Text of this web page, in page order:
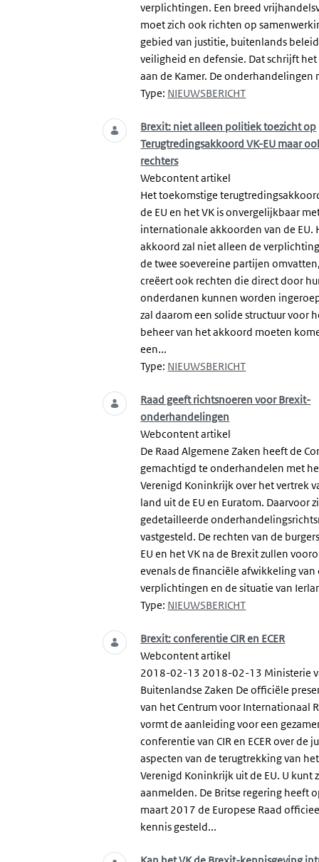
verplichtingen. Een breed
moet zich ook richten op
gebied van justitie, buitenlands
veiligheid en defensie. Dat schrijft
aan de Kamer. De onderhandelingen
Type: NIEUWSBERICHT
Brexit: niet alleen politiek toezicht op
Terugtredingsakkoord VK-EU maar
rechters
Webcontent artikel
Het toekomstige
de EU en het VK is onvergelijkbaar
internationale akkoorden van de EU.
akkoord zal niet alleen de
de twee soevereine partijen
creëert ook rechten die direct door
onderdanen kunnen worden
zal daarom een solide structuur voor
beheer van het akkoord moeten
een...
Type: NIEUWSBERICHT
Raad geeft richtsnoeren voor Brexit-
onderhandelingen
Webcontent artikel
De Raad Algemene Zaken heeft de
gemachtigd te onderhandelen met
Verenigd Koninkrijk over het vertrek
land uit de EU en Euratom. Daarvoor
gedetailleerde
vastgesteld. De rechten van de
EU en het VK na de Brexit zullen
evenals de financiële afwikkeling van
verplichtingen en de situatie van
Type: NIEUWSBERICHT
Brexit: conferentie CIR en ECER
Webcontent artikel
2018-02-13 2018-02-13 Ministerie
Buitenlandse Zaken De officiële
van het Centrum voor Internationaal
vormt de aanleiding voor een
conferentie van CIR en ECER over de
aspecten van de terugtrekking van het
Verenigd Koninkrijk uit de EU. U kunt
aanmelden. De Britse regering heeft
maart 2017 de Europese Raad
kennis gesteld...